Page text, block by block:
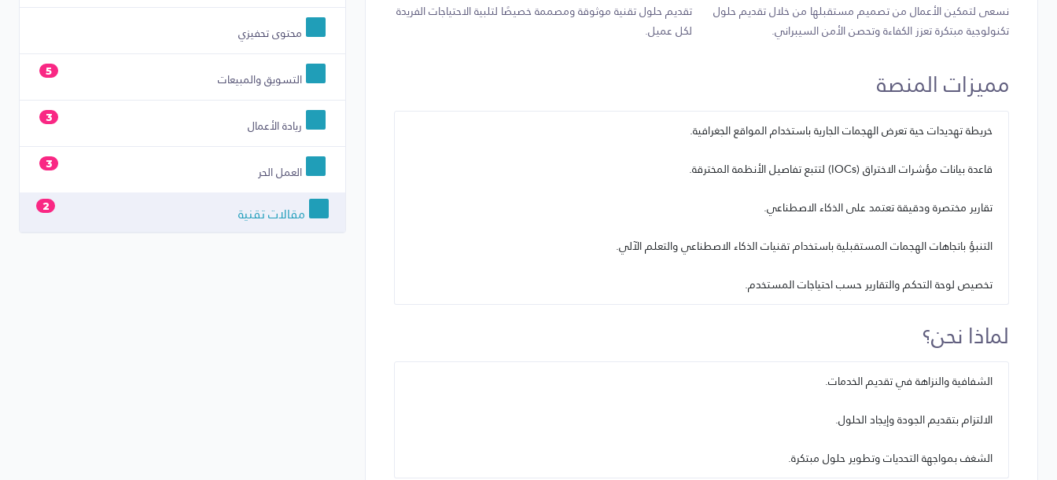
نسعى لتمكين الأعمال من تصميم مستقبلها من خلال تقديم حلول
تكنولوجية مبتكرة تعزز الكفاءة وتحصن الأمن السيبراني.
تقديم حلول تقنية موثوقة ومصممة خصيصًا لتلبية الاحتياجات الفريدة
لكل عميل.
مميزات المنصة
خريطة تهديدات حية تعرض الهجمات الجارية باستخدام المواقع الجغرافية.
قاعدة بيانات مؤشرات الاختراق (IOCs) لتتبع تفاصيل الأنظمة المخترقة.
تقارير مختصرة ودقيقة تعتمد على الذكاء الاصطناعي.
التنبؤ باتجاهات الهجمات المستقبلية باستخدام تقنيات الذكاء الاصطناعي والتعلم الآلي.
تخصيص لوحة التحكم والتقارير حسب احتياجات المستخدم.
لماذا نحن؟
الشفافية والنزاهة في تقديم الخدمات.
الالتزام بتقديم الجودة وإيجاد الحلول.
الشغف بمواجهة التحديات وتطوير حلول مبتكرة.
محتوى تحفيزي
التسويق والمبيعات 5
ريادة الأعمال 3
العمل الحر 3
مقالات تقنية 2